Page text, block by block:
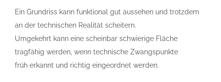
Ein Grundriss kann funktional gut aussehen und trotzdem
an der technischen Realität scheitern.
Umgekehrt kann eine scheinbar schwierige Fläche
tragfähig werden, wenn technische Zwangspunkte
früh erkannt und richtig eingeordnet werden.